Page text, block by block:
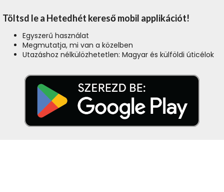
Töltsd le a Hetedhét kereső mobil applikációt!
Egyszerű használat
Megmutatja, mi van a közelben
Utazáshoz nélkülözhetetlen: Magyar és külföldi úticélok